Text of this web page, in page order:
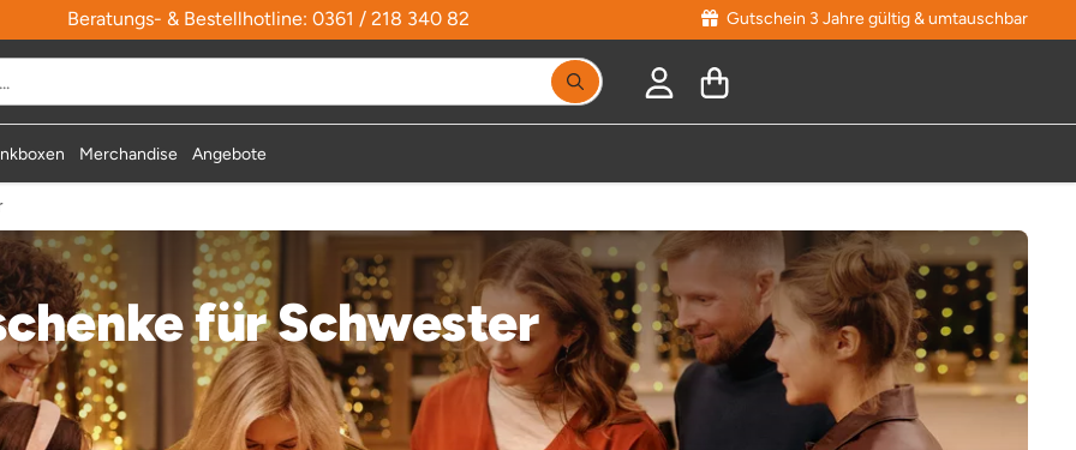
Beratungs- & Bestellhotline: 0361 / 218 340 82 Gutschein 3 Jahre gültig & umtauschbar
Merchandise Angebote
für Schwester